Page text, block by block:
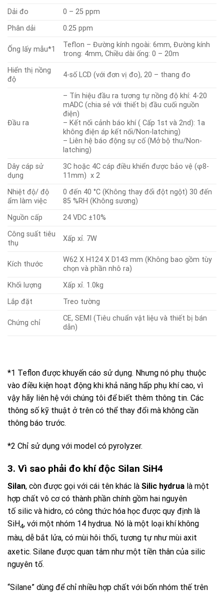
Dải đo
0 – 25 ppm
Phân dải
0.25 ppm
Ống lấy mẫu*1
Teflon – Đường kính ngoài: 6mm, Đường kính
trong: 4mm, Chiều dài ống: 0 – 20m
Hiển thị nồng
độ
4-số LCD (với đơn vị đo), 20 – thang đo
Đầu ra
– Tín hiệu đầu ra tương tự nồng độ khí: 4-20
mADC (chia sẻ với thiết bị đầu cuối nguồn
điện)
– Kết nối cảnh báo khí ( Cấp 1st và 2nd): 1a
không điện áp kết nối/Non-latching)
– Liên hệ báo động sự cố (Mở bộ thu/Non-
latching)
Dây cáp sử
dụng
3C hoặc 4C cáp điều khiển được bảo vệ (φ8-
11mm) x 2
Nhiệt độ/ độ
ẩm làm việc
0 đến 40 °C (Không thay đổi đột ngột) 30 đến
85 %RH (Không sương)
Nguồn cấp
24 VDC ±10%
Công suất tiêu
thụ
Xấp xỉ. 7W
Kích thước
W62 X H124 X D143 mm (Không bao gồm tùy
chọn và phần nhô ra)
Khối lượng
Xấp xỉ. 1.0kg
Lắp đặt
Treo tường
Chứng chỉ
CE, SEMI (Tiêu chuẩn vật liệu và thiết bị bán
dẫn)
*1 Teflon được khuyến cáo sử dụng. Nhưng nó phụ thuộc
vào điều kiện hoạt động khi khả năng hấp phụ khí cao, vì
vậy hãy liên hệ với chúng tôi để biết thêm thông tin. Các
thông số kỹ thuật ở trên có thể thay đổi mà không cần
thông báo trước.
*2 Chỉ sử dụng với model có pyrolyzer.
3. Vì sao phải đo khí độc Silan SiH4
Silan, còn được gọi với cái tên khác là Silic hydrua là một
hợp chất vô cơ có thành phần chính gồm hai nguyên
tố silic và hidro, có công thức hóa học được quy định là
SiH4, với một nhóm 14 hydrua. Nó là một loại khí không
màu, dễ bắt lửa, có mùi hôi thối, tương tự như mùi axit
axetic. Silane được quan tâm như một tiền thân của silic
nguyên tố.
“Silane” dùng để chỉ nhiều hợp chất với bốn nhóm thế trên